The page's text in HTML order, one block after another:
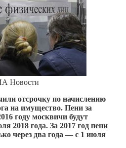
Новости
отсрочку по начислению
на имущество. Пени за
году москвичи будут
2018 года. За 2017 год пени
через два года — с 1 июля